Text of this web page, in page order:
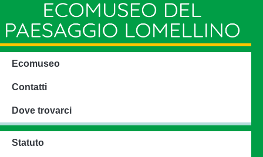
Ecomuseo
Contatti
Dove trovarci
Statuto